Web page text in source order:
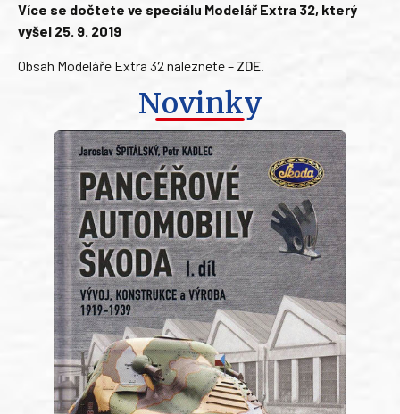
Více se dočtete ve speciálu Modelář Extra 32, který
vyšel 25. 9. 2019
Obsah Modeláře Extra 32 naleznete – ZDE.
Novinky